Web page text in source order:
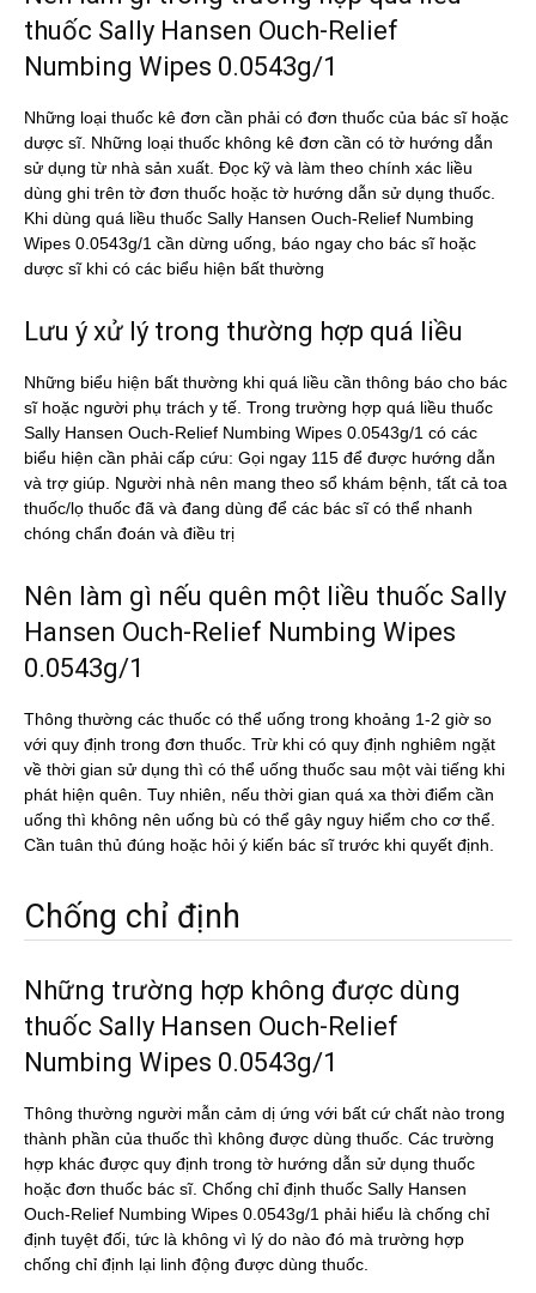
thuốc Sally Hansen Ouch-Relief
Numbing Wipes 0.0543g/1
Những loại thuốc kê đơn cần phải có đơn thuốc của bác sĩ hoặc
dược sĩ. Những loại thuốc không kê đơn cần có tờ hướng dẫn
sử dụng từ nhà sản xuất. Đọc kỹ và làm theo chính xác liều
dùng ghi trên tờ đơn thuốc hoặc tờ hướng dẫn sử dụng thuốc.
Khi dùng quá liều thuốc Sally Hansen Ouch-Relief Numbing
Wipes 0.0543g/1 cần dừng uống, báo ngay cho bác sĩ hoặc
dược sĩ khi có các biểu hiện bất thường
Lưu ý xử lý trong thường hợp quá liều
Những biểu hiện bất thường khi quá liều cần thông báo cho bác
sĩ hoặc người phụ trách y tế. Trong trường hợp quá liều thuốc
Sally Hansen Ouch-Relief Numbing Wipes 0.0543g/1 có các
biểu hiện cần phải cấp cứu: Gọi ngay 115 để được hướng dẫn
và trợ giúp. Người nhà nên mang theo sổ khám bệnh, tất cả toa
thuốc/lọ thuốc đã và đang dùng để các bác sĩ có thể nhanh
chóng chẩn đoán và điều trị
Nên làm gì nếu quên một liều thuốc Sally
Hansen Ouch-Relief Numbing Wipes
0.0543g/1
Thông thường các thuốc có thể uống trong khoảng 1-2 giờ so
với quy định trong đơn thuốc. Trừ khi có quy định nghiêm ngặt
về thời gian sử dụng thì có thể uống thuốc sau một vài tiếng khi
phát hiện quên. Tuy nhiên, nếu thời gian quá xa thời điểm cần
uống thì không nên uống bù có thể gây nguy hiểm cho cơ thể.
Cần tuân thủ đúng hoặc hỏi ý kiến bác sĩ trước khi quyết định.
Chống chỉ định
Những trường hợp không được dùng
thuốc Sally Hansen Ouch-Relief
Numbing Wipes 0.0543g/1
Thông thường người mẫn cảm dị ứng với bất cứ chất nào trong
thành phần của thuốc thì không được dùng thuốc. Các trường
hợp khác được quy định trong tờ hướng dẫn sử dụng thuốc
hoặc đơn thuốc bác sĩ. Chống chỉ định thuốc Sally Hansen
Ouch-Relief Numbing Wipes 0.0543g/1 phải hiểu là chống chỉ
định tuyệt đối, tức là không vì lý do nào đó mà trường hợp
chống chỉ định lại linh động được dùng thuốc.